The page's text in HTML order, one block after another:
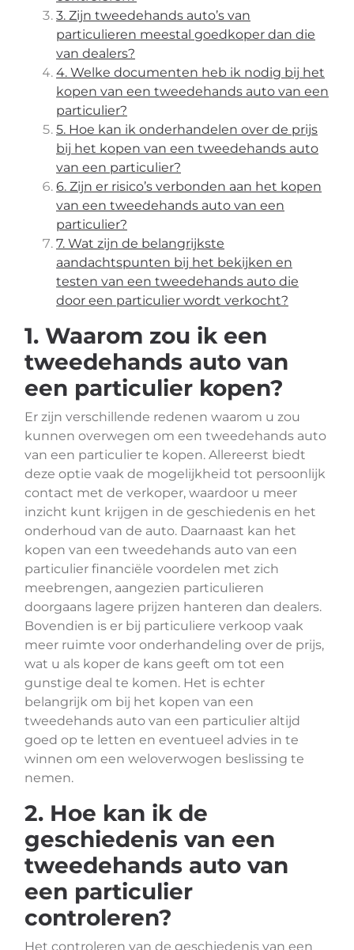
3. Zijn tweedehands auto’s van
particulieren meestal goedkoper dan die
van dealers?
4. Welke documenten heb ik nodig bij het
kopen van een tweedehands auto van een
particulier?
5. Hoe kan ik onderhandelen over de prijs
bij het kopen van een tweedehands auto
van een particulier?
6. Zijn er risico’s verbonden aan het kopen
van een tweedehands auto van een
particulier?
7. Wat zijn de belangrijkste
aandachtspunten bij het bekijken en
testen van een tweedehands auto die
door een particulier wordt verkocht?
1. Waarom zou ik een
tweedehands auto van
een particulier kopen?
Er zijn verschillende redenen waarom u zou
kunnen overwegen om een tweedehands auto
van een particulier te kopen. Allereerst biedt
deze optie vaak de mogelijkheid tot persoonlijk
contact met de verkoper, waardoor u meer
inzicht kunt krijgen in de geschiedenis en het
onderhoud van de auto. Daarnaast kan het
kopen van een tweedehands auto van een
particulier financiële voordelen met zich
meebrengen, aangezien particulieren
doorgaans lagere prijzen hanteren dan dealers.
Bovendien is er bij particuliere verkoop vaak
meer ruimte voor onderhandeling over de prijs,
wat u als koper de kans geeft om tot een
gunstige deal te komen. Het is echter
belangrijk om bij het kopen van een
tweedehands auto van een particulier altijd
goed op te letten en eventueel advies in te
winnen om een weloverwogen beslissing te
nemen.
2. Hoe kan ik de
geschiedenis van een
tweedehands auto van
een particulier
controleren?
Het controleren van de geschiedenis van een